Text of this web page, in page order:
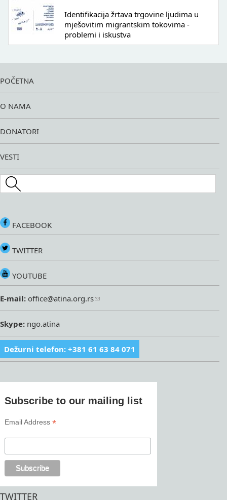
Identifikacija žrtava trgovine ljudima u
mješovitim migrantskim tokovima -
problemi i iskustva
POČETNA
O NAMA
DONATORI
VESTI
Search this site
FACEBOOK
TWITTER
YOUTUBE
E-mail: office@atina.org.rs
Skype: ngo.atina
Dežurni telefon: +381 61 63 84 071
Subscribe to our mailing list
Email Address*
TWITTER